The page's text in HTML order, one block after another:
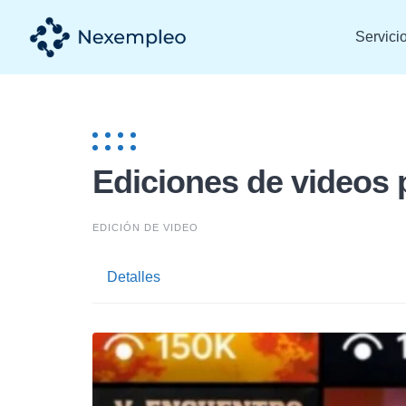
content
Ediciones de videos
EDICIÓN DE VIDEO
Detalles